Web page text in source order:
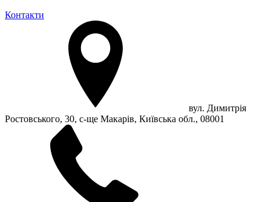
Контакти
вул. Димитрія
Ростовського, 30, с-ще Макарів, Київська обл., 08001